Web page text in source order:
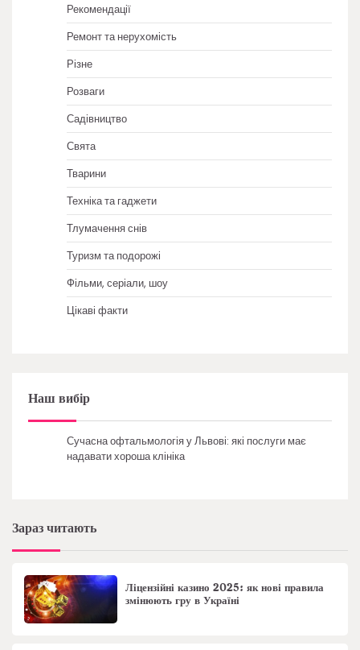
Рекомендації
Ремонт та нерухомість
Різне
Розваги
Садівництво
Свята
Тварини
Техніка та гаджети
Тлумачення снів
Туризм та подорожі
Фільми, серіали, шоу
Цікаві факти
Наш вибір
Сучасна офтальмологія у Львові: які послуги має
надавати хороша клініка
Зараз читають
Ліцензійні казино 2025: як нові правила
змінюють гру в Україні